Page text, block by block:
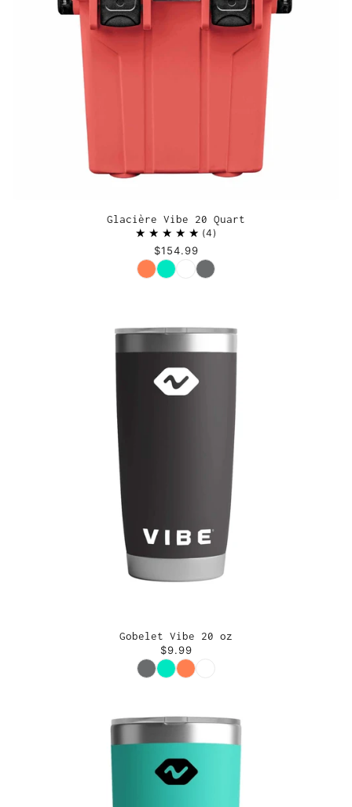
Glacière Vibe 20 Quart
4
$154.99
Couleur
Gobelet Vibe 20 oz
$9.99
Couleur